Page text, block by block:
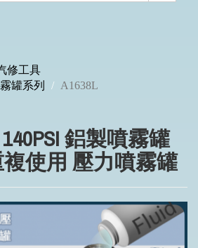
修工具
罐系列
A1638L
鋁製噴霧罐
使用 壓力噴霧罐